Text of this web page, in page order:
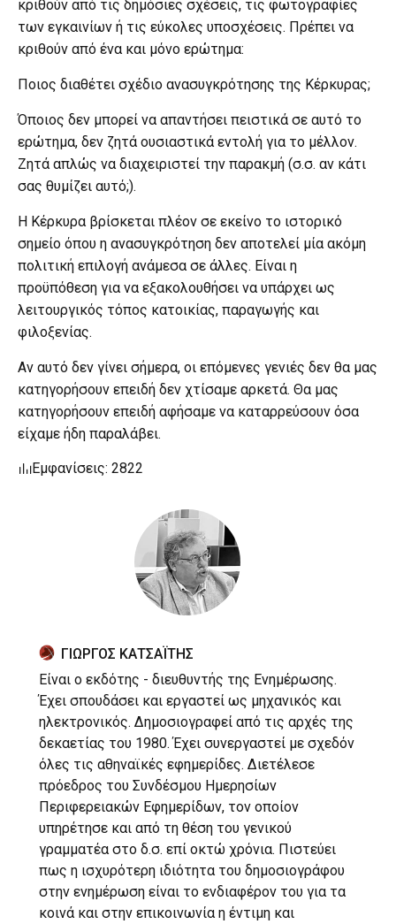
κριθούν από τις δημόσιες σχέσεις, τις φωτογραφίες
των εγκαινίων ή τις εύκολες υποσχέσεις. Πρέπει να
κριθούν από ένα και μόνο ερώτημα:
Ποιος διαθέτει σχέδιο ανασυγκρότησης της Κέρκυρας;
Όποιος δεν μπορεί να απαντήσει πειστικά σε αυτό το
ερώτημα, δεν ζητά ουσιαστικά εντολή για το μέλλον.
Ζητά απλώς να διαχειριστεί την παρακμή (σ.σ. αν κάτι
σας θυμίζει αυτό;).
Η Κέρκυρα βρίσκεται πλέον σε εκείνο το ιστορικό
σημείο όπου η ανασυγκρότηση δεν αποτελεί μία ακόμη
πολιτική επιλογή ανάμεσα σε άλλες. Είναι η
προϋπόθεση για να εξακολουθήσει να υπάρχει ως
λειτουργικός τόπος κατοικίας, παραγωγής και
φιλοξενίας.
Αν αυτό δεν γίνει σήμερα, οι επόμενες γενιές δεν θα μας
κατηγορήσουν επειδή δεν χτίσαμε αρκετά. Θα μας
κατηγορήσουν επειδή αφήσαμε να καταρρεύσουν όσα
είχαμε ήδη παραλάβει.
Εμφανίσεις: 2822
ΓΙΩΡΓΟΣ ΚΑΤΣΑΪΤΗΣ
Είναι ο εκδότης - διευθυντής της Ενημέρωσης.
Έχει σπουδάσει και εργαστεί ως μηχανικός και
ηλεκτρονικός. Δημοσιογραφεί από τις αρχές της
δεκαετίας του 1980. Έχει συνεργαστεί με σχεδόν
όλες τις αθηναϊκές εφημερίδες. Διετέλεσε
πρόεδρος του Συνδέσμου Ημερησίων
Περιφερειακών Εφημερίδων, τον οποίον
υπηρέτησε και από τη θέση του γενικού
γραμματέα στο δ.σ. επί οκτώ χρόνια. Πιστεύει
πως η ισχυρότερη ιδιότητα του δημοσιογράφου
στην ενημέρωση είναι το ενδιαφέρον του για τα
κοινά και στην επικοινωνία η έντιμη και